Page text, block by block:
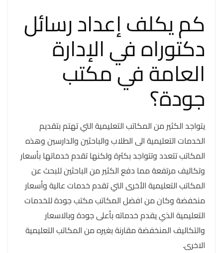
كم يكلف إعداد رسائل
دكتوراه في الإدارة
العامة في مكتب
جودة؟
يتواجد الكثير من المكاتب التعليمية التي تهتم بتقديم
الخدمات التعليمية الى الطلاب والباحثين والدارسين وهذه
المكاتب تتعدد وتتواجد بكثرة ولكنها تقدم خدماتها بأسعار
وتكاليف مرتفعة مما دفع الكثير من الباحثين للبحث عن
المكاتب التعليمية الأخرى التي تقدم خدمات عالية وأسعار
منخفضة وكان من افضل المكاتب مكتب جودة للخدمات
التعليمية الذي يقدم خدماته بأعلى جودة وبالاسعار
والتكاليف المنخفضة مقارنة بغيره من المكاتب التعليمية
الاخرى.